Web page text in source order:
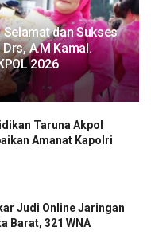
dan Sukses
A.M Kamal.
2026
Taruna Akpol
Amanat Kapolri
Judi Online Jaringan
Barat, 321 WNA